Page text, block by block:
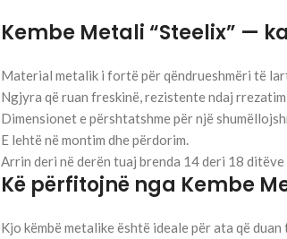
Kembe Metali “Steelix” —
Material metalik i fortë për qëndrueshmëri të
Ngjyra që ruan freskinë, rezistente ndaj
Dimensionet e përshtatshme për një
E lehtë në montim dhe përdorim.
Arrin deri në derën tuaj brenda 14 deri 18 ditëve
Kë përfitojnë nga Kembe
Kjo këmbë metalike është ideale për ata që